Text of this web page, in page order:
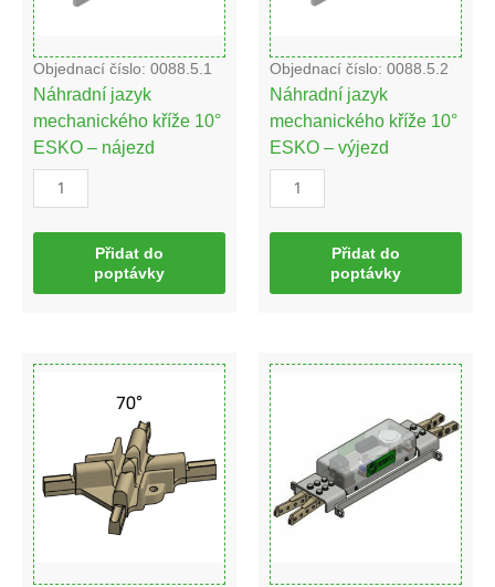
Objednací číslo: 0088.5.1
Náhradní jazyk
mechanického kříže 10°
ESKO – nájezd
množství
Přidat do
poptávky
Objednací číslo: 0088.5.2
Náhradní jazyk
mechanického kříže 10°
ESKO – výjezd
množství
Přidat do
poptávky
Trolejový
kříž
70°
(Br)
množství
Trolejový
kříž
10°
elektrický
množství